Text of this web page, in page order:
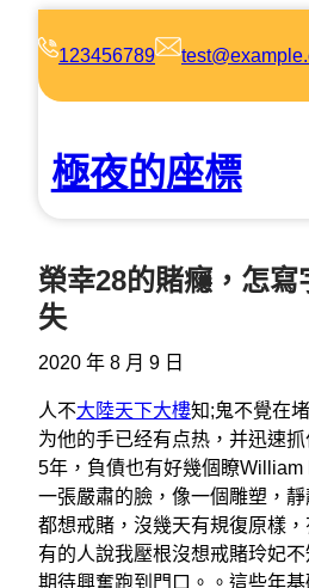
123456789
極夜的座標
榮幸28的賭癮，怎寫
失
2020 年 8 月 9 日
人不大陸天下大樓知;鬼不覺在
为他的手已经有点热，并迅速
5年，負債也有好幾個瞭
一張嚴肅的臉，像一個雕塑，
都想戒賭，沒幾天有規復原樣，
有的人說我壓根沒想戒賭玲妃
期待興奮跑到門口。。這些年基